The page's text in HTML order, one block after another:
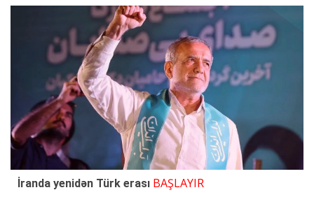
İranda yenidən Türk erası BAŞLAYIR